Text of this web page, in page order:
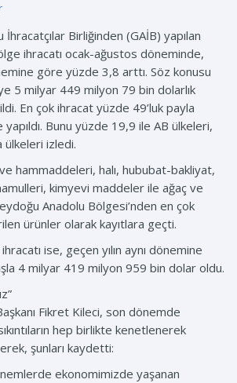
Birliğinden (GAİB) yapılan
ihracatı ocak-ağustos döneminde,
göre yüzde 3,8 arttı. Söz konusu
5 milyar 449 milyon 79 bin dolarlık
En çok ihracat yüzde 49’luk payla
Bunu yüzde 19,9 ile AB ülkeleri,
ülkeleri izledi.
hammaddeleri, halı, hububat-bakliyat,
kimyevi maddeler ile ağaç ve
Anadolu Bölgesi’nden en çok
ürünler olarak kayıtlara geçti.
ise, geçen yılın aynı dönemine
4 milyar 419 milyon 959 bin dolar oldu.
Fikret Kileci, son dönemde
hep birlikte kenetlenerek
şunları kaydetti:
ekonomimizde yaşanan